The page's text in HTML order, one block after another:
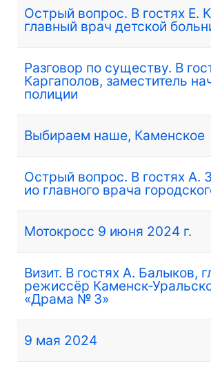
Острый вопрос. В гостях Е.
главный врач детской
Разговор по существу. В
Каргаполов, заместитель
полиции
Выбираем наше, Каменское
Острый вопрос. В гостях А.
ио главного врача
Мотокросс 9 июня 2024 г.
Визит. В гостях А. Балыков,
режиссёр Каменск-
«Драма № 3»
9 мая 2024